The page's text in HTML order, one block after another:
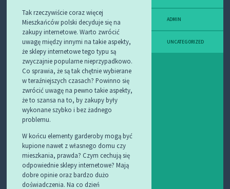
Tak rzeczywiście coraz więcej
Mieszkańców polski decyduje się na
zakupy internetowe. Warto zwrócić
uwagę między innymi na takie aspekty,
że sklepy internetowe tego typu są
zwyczajnie popularne nieprzypadkowo.
Co sprawia, że są tak chętnie wybierane
w teraźniejszych czasach? Powinno się
zwrócić uwagę na pewno takie aspekty,
że to szansa na to, by zakupy były
wykonane szybko i bez żadnego
problemu.
W końcu elementy garderoby mogą być
kupione nawet z własnego domu czy
mieszkania, prawda? Czym cechują się
odpowiednie sklepy internetowe? Mają
dobre opinie oraz bardzo dużo
doświadczenia. Na co dzień
ADMIN
UNCATEGORIZED